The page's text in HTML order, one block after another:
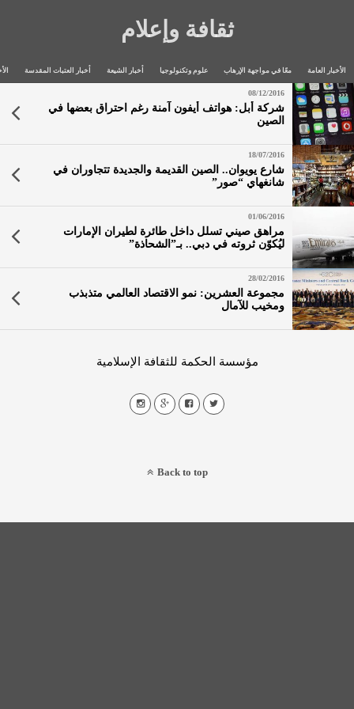
ثقافة وإعلام
الأخبار العامة معًا في مواجهة الإرهاب علوم وتكنولوجيا أخبار الشيعة أخبار العتبات المقدسة
08/12/2016
شركة أبل: هواتف أيفون آمنة رغم احتراق بعضها في
الصين
18/07/2016
شارع يويوان.. الصين القديمة والجديدة تتجاوران في
شانغهاي “صور”
01/06/2016
مراهق صيني تسلل داخل طائرة لطيران الإمارات
ليُكوّن ثروته في دبي.. بـ”الشحاذة”
28/02/2016
مجموعة العشرين: نمو الاقتصاد العالمي متذبذب
ومخيب للآمال
مؤسسة الحكمة للثقافة الإسلامية
Back to top